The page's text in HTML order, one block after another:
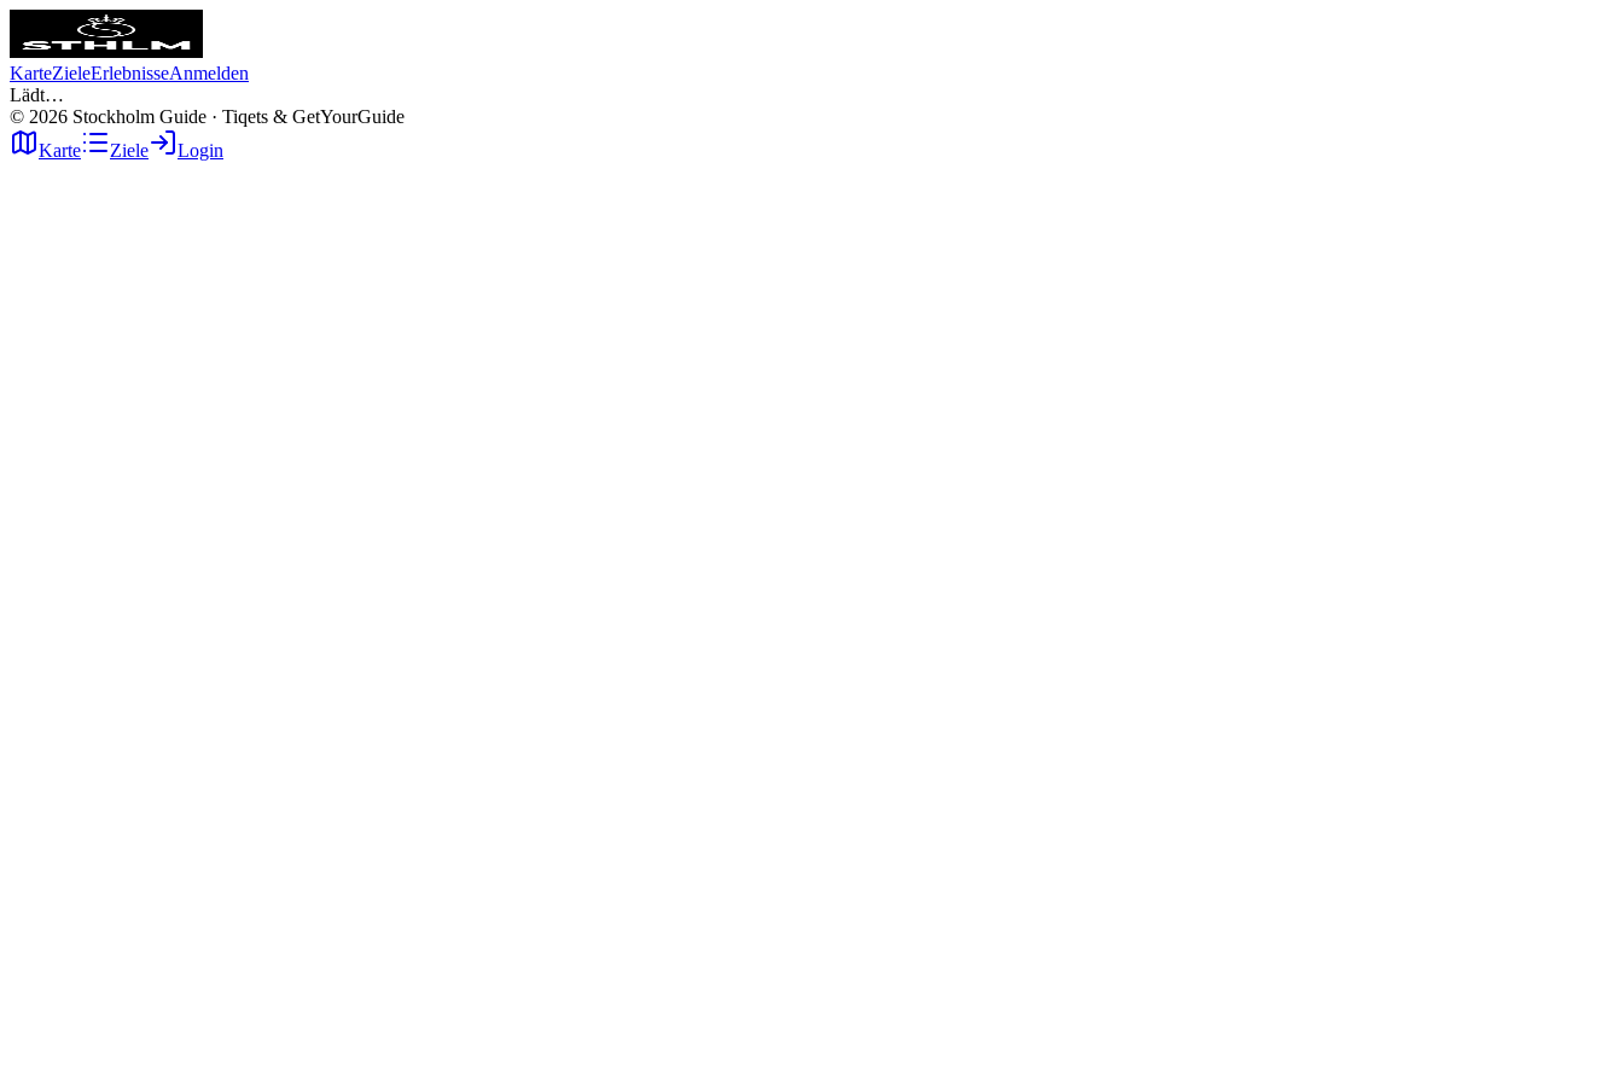
KarteZieleErlebnisseAnmelden
Lädt…
© 2026 Stockholm Guide · Tiqets & GetYourGuide
Karte
Ziele Login